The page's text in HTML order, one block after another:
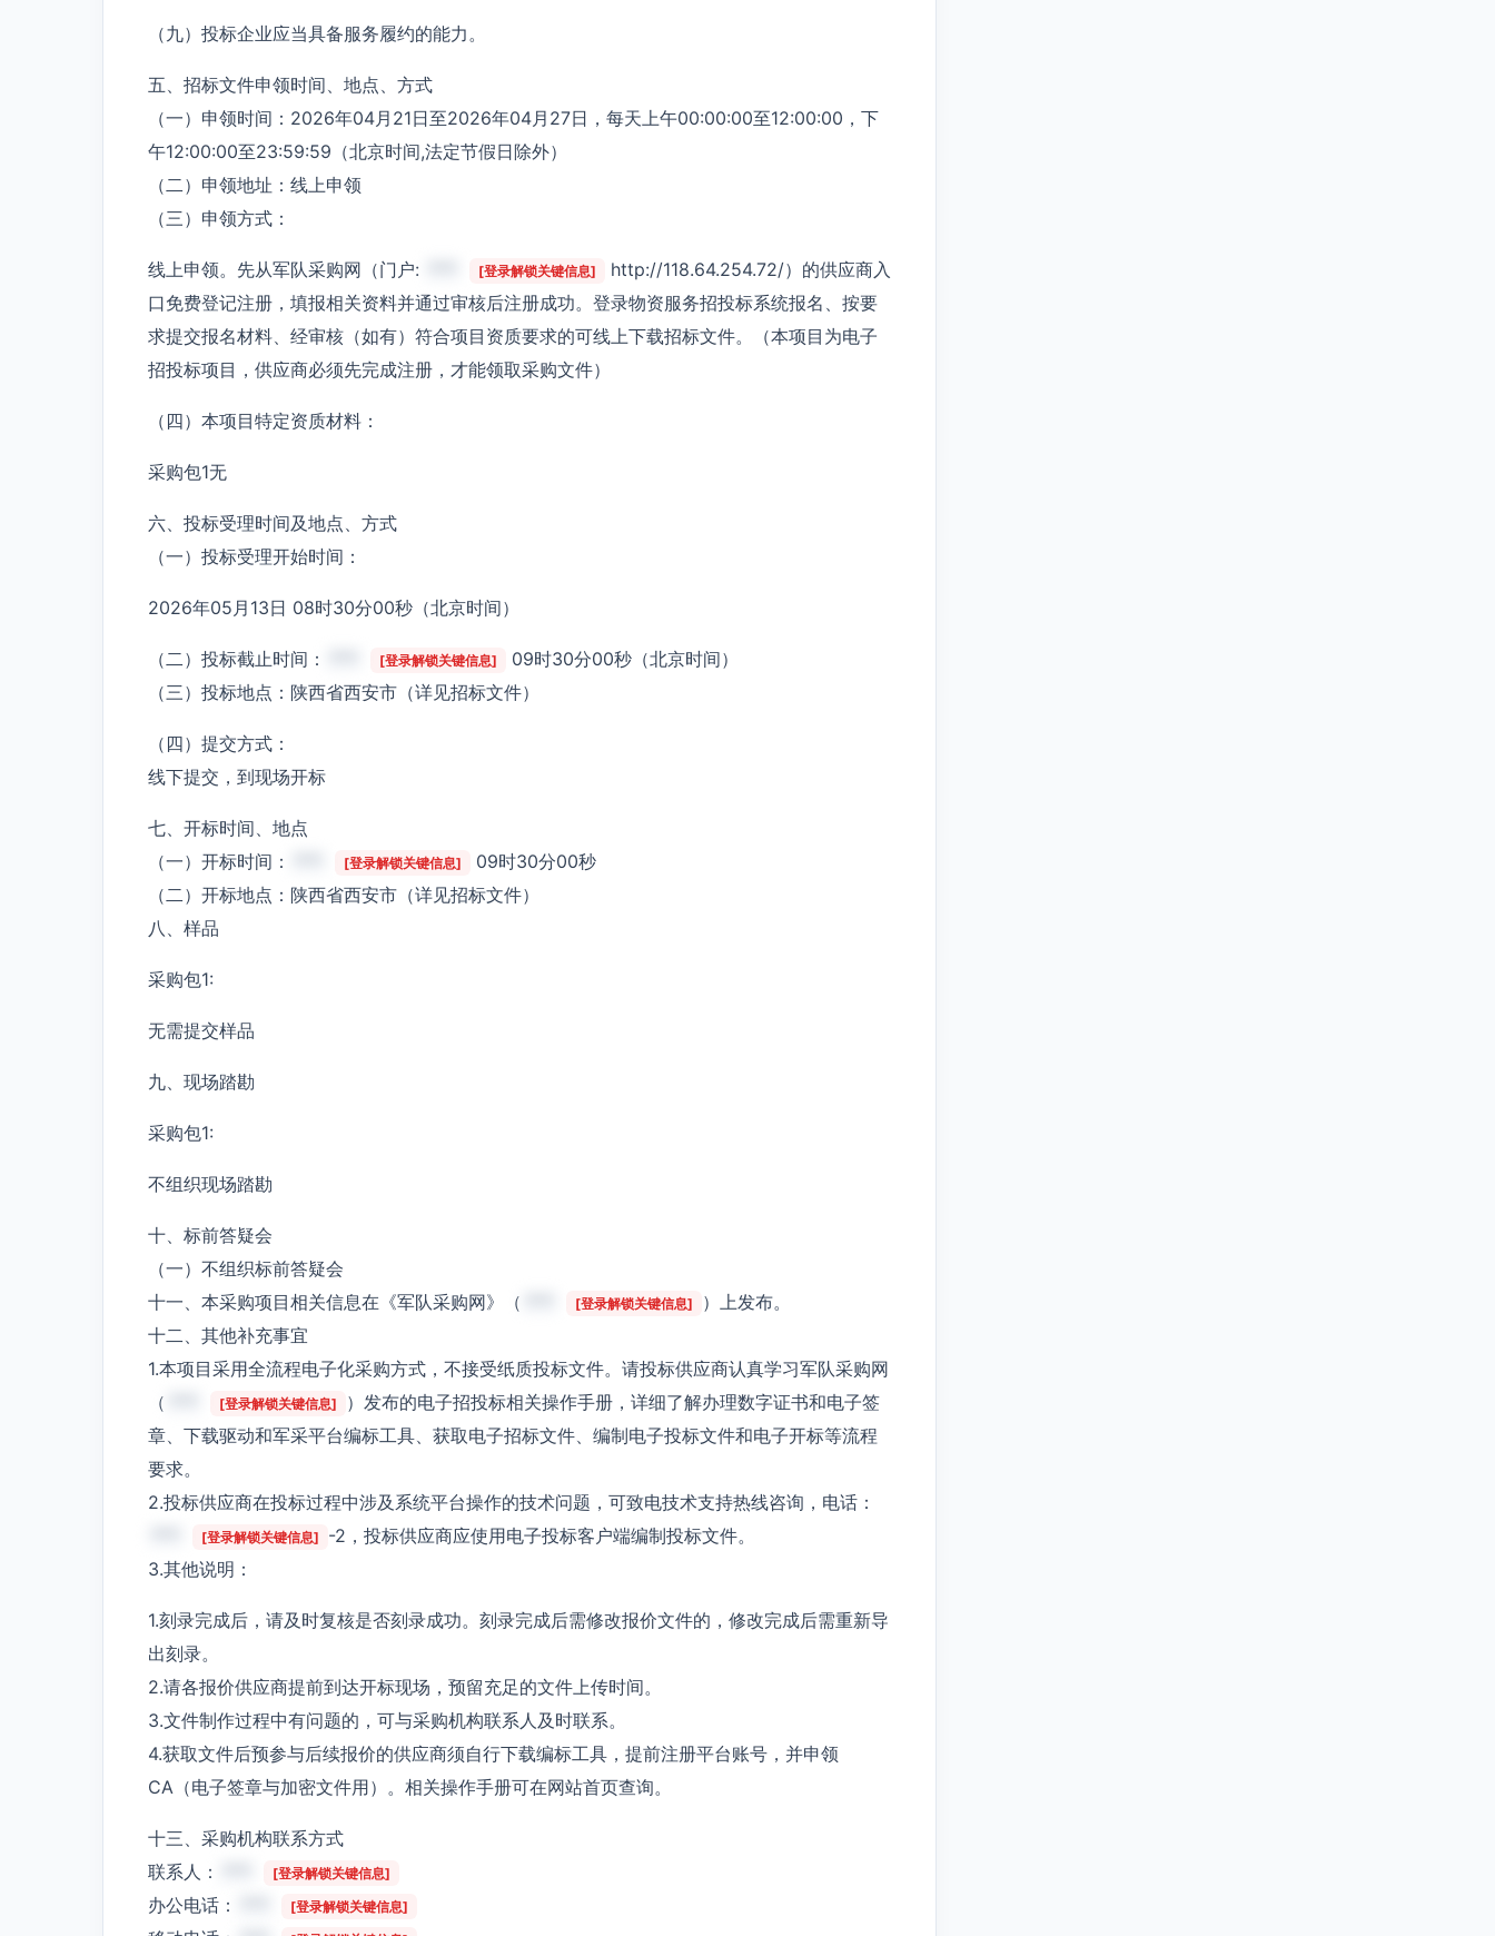
（九）投标企业应当具备服务履约的能力。
五、招标文件申领时间、地点、方式
（一）申领时间：2026年04月21日至2026年04月27日，每天上午00:00:00至12:00:00，下
午12:00:00至23:59:59（北京时间,法定节假日除外）
（二）申领地址：线上申领
（三）申领方式：
线上申领。先从军队采购网（门户: [登录解锁关键信息]
http://118.64.254.72/）的供应商入
口免费登记注册，填报相关资料并通过审核后注册成功。登录物资服务招投标系统报名、按要
求提交报名材料、经审核（如有）符合项目资质要求的可线上下载招标文件。（本项目为电子
招投标项目，供应商必须先完成注册，才能领取采购文件）
（四）本项目特定资质材料：
采购包1无
六、投标受理时间及地点、方式
（一）投标受理开始时间：
2026年05月13日 08时30分00秒（北京时间）
（二）投标截止时间： [登录解锁关键信息]
09时30分00秒（北京时间）
（三）投标地点：陕西省西安市（详见招标文件）
（四）提交方式：
线下提交，到现场开标
七、开标时间、地点
（一）开标时间：
[登录解锁关键信息]
09时30分00秒
（二）开标地点：陕西省西安市（详见招标文件）
八、样品
采购包1:
无需提交样品
九、现场踏勘
采购包1:
不组织现场踏勘
十、标前答疑会
（一）不组织标前答疑会
十一、本采购项目相关信息在《军队采购网》（
[登录解锁关键信息]
）上发布。
十二、其他补充事宜
1.本项目采用全流程电子化采购方式，不接受纸质投标文件。请投标供应商认真学习军队采购网
（
[登录解锁关键信息]
）发布的电子招投标相关操作手册，详细了解办理数字证书和电子签
章、下载驱动和军采平台编标工具、获取电子招标文件、编制电子投标文件和电子开标等流程
要求。
2.投标供应商在投标过程中涉及系统平台操作的技术问题，可致电技术支持热线咨询，电话：
[登录解锁关键信息]
-2，投标供应商应使用电子投标客户端编制投标文件。
3.其他说明：
1.刻录完成后，请及时复核是否刻录成功。刻录完成后需修改报价文件的，修改完成后需重新导
出刻录。
2.请各报价供应商提前到达开标现场，预留充足的文件上传时间。
3.文件制作过程中有问题的，可与采购机构联系人及时联系。
4.获取文件后预参与后续报价的供应商须自行下载编标工具，提前注册平台账号，并申领
CA（电子签章与加密文件用）。相关操作手册可在网站首页查询。
十三、采购机构联系方式
联系人：
[登录解锁关键信息]
办公电话： [登录解锁关键信息]